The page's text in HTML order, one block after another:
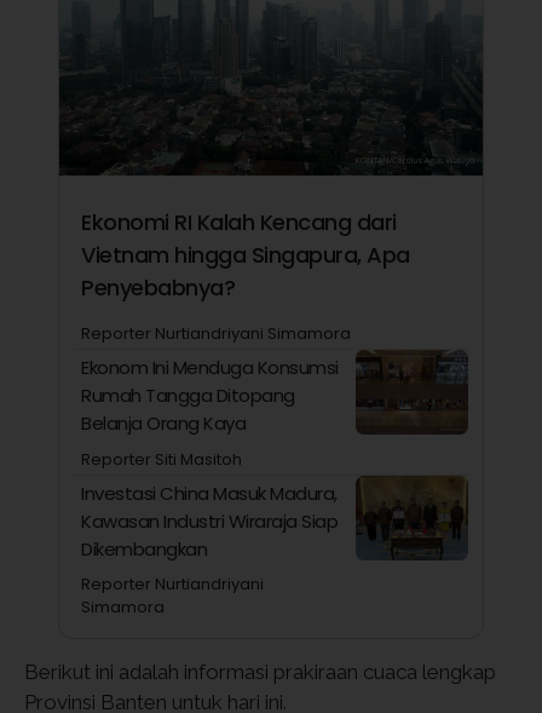
Ekonomi RI Kalah Kencang dari
Vietnam hingga Singapura, Apa
Penyebabnya?
Reporter Nurtiandriyani Simamora
Ekonom Ini Menduga Konsumsi
Rumah Tangga Ditopang
Belanja Orang Kaya
Reporter Siti Masitoh
Investasi China Masuk Madura,
Kawasan Industri Wiraraja Siap
Dikembangkan
Reporter Nurtiandriyani
Simamora
Berikut ini adalah informasi prakiraan cuaca lengkap
Provinsi Banten untuk hari ini.